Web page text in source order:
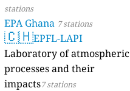
stations
EPA Ghana 7 stations
🇨🇭EPFL-LAPI
Laboratory of atmospheric
processes and their
impacts7 stations